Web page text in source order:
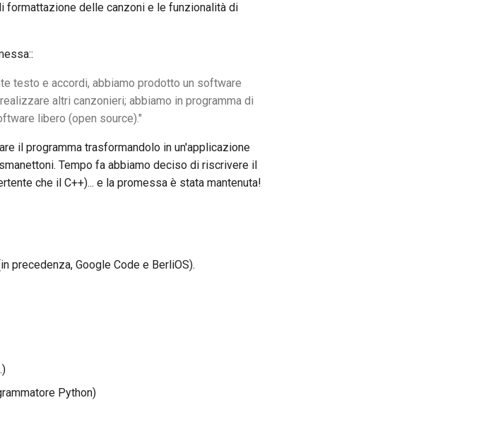
formattazione delle canzoni e le funzionalità di
testo e accordi, abbiamo prodotto un software
altri canzonieri; abbiamo in programma di
libero (open source)."
il programma trasformandolo in un'applicazione
Tempo fa abbiamo deciso di riscrivere il
che il C++)... e la promessa è stata mantenuta!
precedenza, Google Code e BerliOS).
Python)